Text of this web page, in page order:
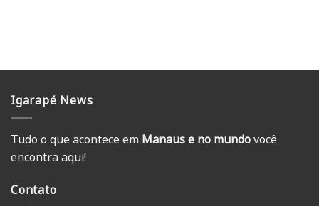
Igarapé News
Tudo o que acontece em Manaus e no mundovocê
encontra aqui!
Contato